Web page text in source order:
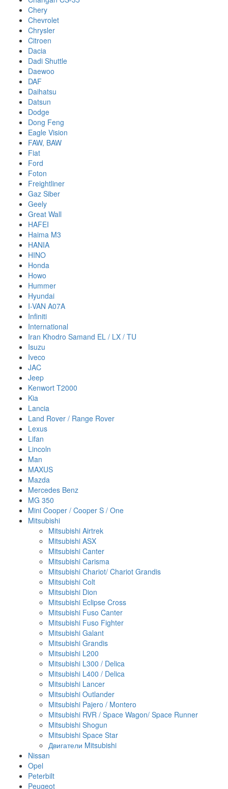
Chery
Chevrolet
Chrysler
Citroen
Dacia
Dadi Shuttle
Daewoo
DAF
Daihatsu
Datsun
Dodge
Dong Feng
Eagle Vision
FAW, BAW
Fiat
Ford
Foton
Freightliner
Gaz Siber
Geely
Great Wall
HAFEI
Haima M3
HANIA
HINO
Honda
Howo
Hummer
Hyundai
I-VAN A07A
Infiniti
International
Iran Khodro Samand EL / LX / TU
Isuzu
Iveco
JAC
Jeep
Kenwort T2000
Kia
Lancia
Land Rover / Range Rover
Lexus
Lifan
Lincoln
Man
MAXUS
Mazda
Mercedes Benz
MG 350
Mini Cooper / Cooper S / One
Mitsubishi
Mitsubishi Airtrek
Mitsubishi ASX
Mitsubishi Canter
Mitsubishi Carisma
Mitsubishi Chariot/ Chariot Grandis
Mitsubishi Colt
Mitsubishi Dion
Mitsubishi Eclipse Cross
Mitsubishi Fuso Canter
Mitsubishi Fuso Fighter
Mitsubishi Galant
Mitsubishi Grandis
Mitsubishi L200
Mitsubishi L300 / Delica
Mitsubishi L400 / Delica
Mitsubishi Lancer
Mitsubishi Outlander
Mitsubishi Pajero / Montero
Mitsubishi RVR / Space Wagon/ Space Runner
Mitsubishi Shogun
Mitsubishi Space Star
Двигатели Mitsubishi
Nissan
Opel
Peterbilt
Peugeot